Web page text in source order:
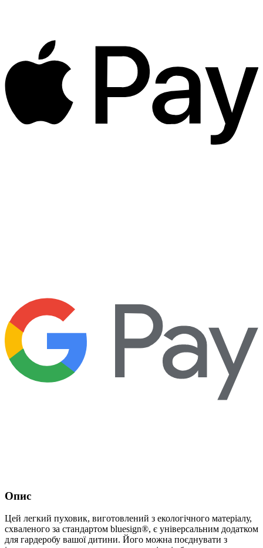
Опис
Цей легкий пуховик, виготовлений з екологічного матеріалу,
схваленого за стандартом bluesign®, є універсальним додатком
для гардеробу вашої дитини. Його можна поєднувати з